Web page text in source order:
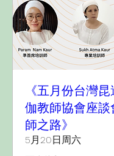
《五月份台灣
伽教師協會座談
師之路》
5月20日周六